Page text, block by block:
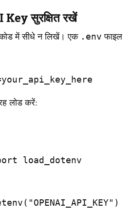
सुरक्षित रखें
में सीधे न लिखें। एक .env फाइल
लोड करें:
load_dotenv